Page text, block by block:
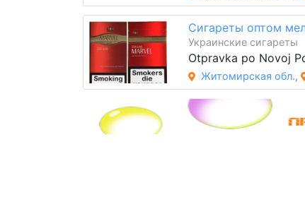
Сигареты оптом
Украинские сигареты
Otpravka po Novoj
Житомирская обл.,